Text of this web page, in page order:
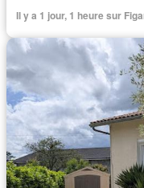
Il y a 1 jour, 1 heure sur